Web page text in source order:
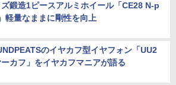
ズ鍛造1ピースアルミホイール「CE28 N-p
軽量なままに剛性を向上
のイヤカフ型イヤフォン「UU2
カフ」をイヤカフマニアが語る